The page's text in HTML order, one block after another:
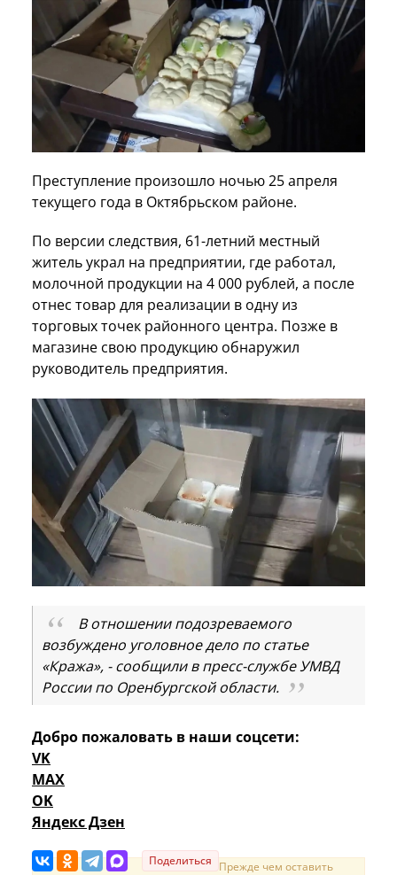
Преступление произошло ночью 25 апреля
текущего года в Октябрьском районе.
По версии следствия, 61-летний местный
житель украл на предприятии, где работал,
молочной продукции на 4 000 рублей, а после
отнес товар для реализации в одну из
торговых точек районного центра. Позже в
магазине свою продукцию обнаружил
руководитель предприятия.
В отношении подозреваемого
возбуждено уголовное дело по статье
«Кража», - сообщили в пресс-службе УМВД
России по Оренбургской области.
Добро пожаловать в наши соцсети:
VK
MAX
OK
Яндекс Дзен
Поделиться Прежде чем оставить